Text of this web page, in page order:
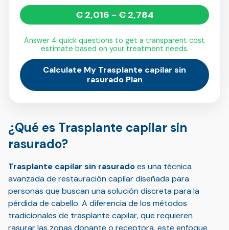
€ 2,016 - € 2,784
Answer 4 quick questions to get a transparent cost
estimate based on your treatment needs.
Calculate My Trasplante capilar sin
rasurado Plan
¿Qué es Trasplante capilar sin
rasurado?
Trasplante capilar sin rasuradoes una técnica
avanzada de restauración capilar diseñada para
personas que buscan una solución discreta para la
pérdida de cabello. A diferencia de los métodos
tradicionales de trasplante capilar, que requieren
rasurar las zonas donante o receptora, este enfoque